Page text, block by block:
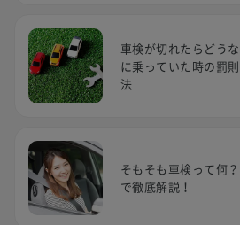
車検が切れたらどう
に乗っていた時の罰
法
そもそも車検って何
で徹底解説！